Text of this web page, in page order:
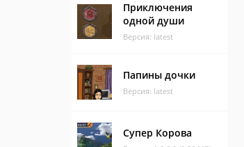
Приключения
одной души
Версия: latest
Папины дочки
Версия: latest
Супер Корова